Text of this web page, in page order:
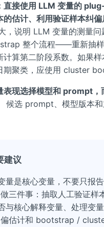
V_
直接使用 LLM 变量的
的估计、利用验证样本纠
，说明 LLM 变量的测量问
整个流程——重新抽
计算第二阶段系数。如果样
期聚类，应使用 cluster
表现选择模型和 prompt，
候选 prompt、模型版本
建议
量是核心变量，不要只报
三件事：抽取人工验证样
与核心解释变量、处理变
偏估计和 bootstrap /